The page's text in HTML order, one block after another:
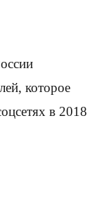
которое
в 2018